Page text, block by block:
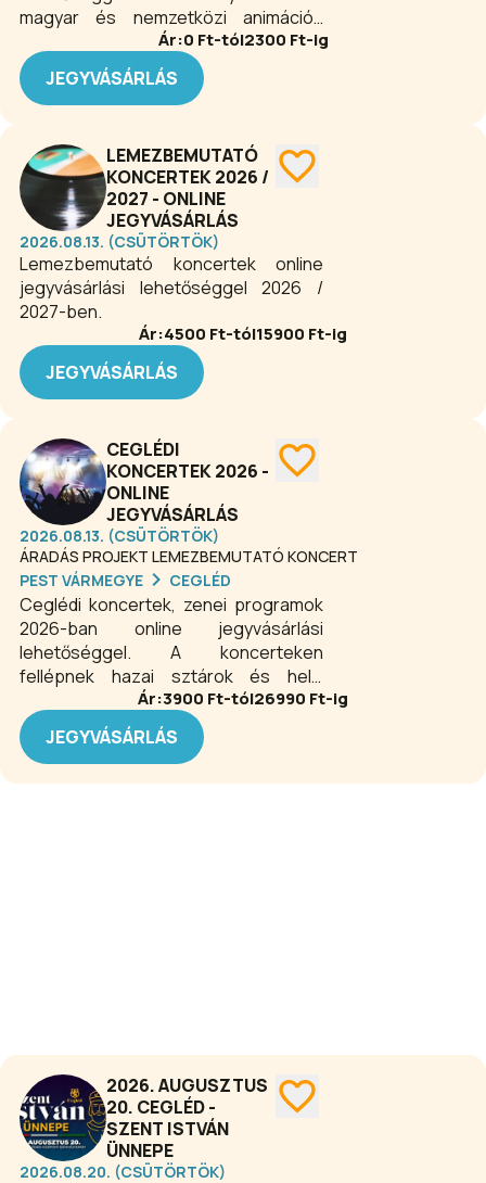
magyar és nemzetközi animációs
filmek egyaránt szerepelnek a hazai
mozik kínálatában. Felnőtteknek vagy
gyerekeknek szóló alkotásokból
választhat az érdeklődő.
Ár:0 Ft-tól2300 Ft-ig
JEGYVÁSÁRLÁS
LEMEZBEMUTATÓ
KONCERTEK 2026 /
2027 - ONLINE
JEGYVÁSÁRLÁS
2026.08.13. (CSÜTÖRTÖK)
Lemezbemutató koncertek online
jegyvásárlási lehetőséggel 2026 /
2027-ben.
Ár:4500 Ft-tól15900 Ft-ig
JEGYVÁSÁRLÁS
CEGLÉDI
KONCERTEK 2026 -
ONLINE
JEGYVÁSÁRLÁS
2026.08.13. (CSÜTÖRTÖK)
ÁRADÁS PROJEKT LEMEZBEMUTATÓ KONCERT
PEST VÁRMEGYE
CEGLÉD
Ceglédi koncertek, zenei programok
2026-ban online jegyvásárlási
lehetőséggel. A koncerteken
fellépnek hazai sztárok és helyi
Ár:3900 Ft-tól26990 Ft-ig
JEGYVÁSÁRLÁS
2026. AUGUSZTUS
20. CEGLÉD -
SZENT ISTVÁN
ÜNNEPE
2026.08.20. (CSÜTÖRTÖK)